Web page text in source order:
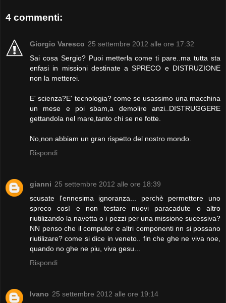
4 commenti:
Giorgio Varesco 25 settembre 2012 alle ore 17:32
Sai cosa Sergio? Puoi metterla come ti pare..ma tutta sta
enfasi in missioni destinate a SPRECO e DISTRUZIONE
non la metterei.
E' scienza?E' tecnologia? come se usassimo una macchina
un mese e poi sbam,a demolire anzi..DISTRUGGERE
gettandola nel mare,tanto chi se ne fotte.
No,non abbiam un gran rispetto del nostro mondo.
Rispondi
gianni 25 settembre 2012 alle ore 18:39
scusate l'ennesima ignoranza... perchè permettere uno
spreco così e non testare nuovi paracadute o altro
riutilizando la navetta o i pezzi per una missione sucessiva?
NN penso che il computer e altri componenti nn si possano
riutilizare? come si dice in veneto.. fin che ghe ne viva noe,
quando no ghe ne piu, viva gesu...
Rispondi
Ivano 25 settembre 2012 alle ore 19:14